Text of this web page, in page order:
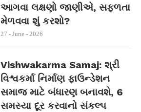
આગવા લક્ષણો જાણીએ, સફળતા
મેળવવા શું કરશો?
27 - June - 2026
Vishwakarma Samaj: શ્રી
વિશ્વકર્મા નિર્માણ ફાઉન્ડેશન
સમાજ માટે બંધારણ બનાવશે, 6
સમસ્યા દૂર કરવાનો સંકલ્પ